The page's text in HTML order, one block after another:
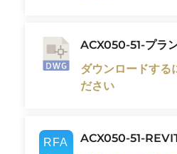
ACX050-51-プラ
ダウンロードする
ださい
ACX050-51-